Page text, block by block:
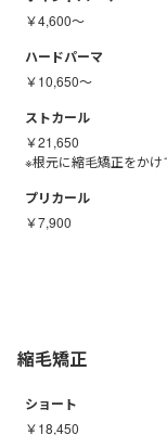
￥4,600～
ハードパーマ
￥10,650～
ストカール
￥21,650
※根元に縮毛矯正をか
プリカール
￥7,900
縮毛矯正
ショート
￥18,450